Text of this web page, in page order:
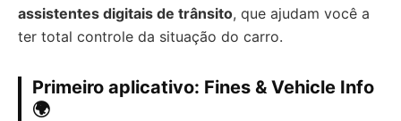
assistentes digitais de trânsito, que ajudam você a
ter total controle da situação do carro.
Primeiro aplicativo: Fines & Vehicle Info
🌍